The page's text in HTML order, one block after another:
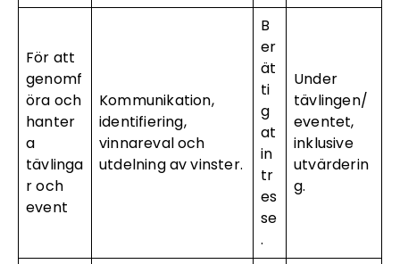
För att
genomf
öra och
hanter
a
tävlinga
r och
event
Kommunikation,
identifiering,
vinnareval och
utdelning av vinster.
B
er
ät
ti
g
at
in
tr
es
se
.
Under
tävlingen/
eventet,
inklusive
utvärderin
g.